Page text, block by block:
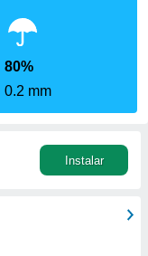
80%
0.2 mm
Instalar